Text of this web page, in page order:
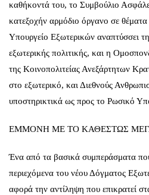
καθήκοντά του, το Συμβούλιο
κατεξοχήν αρμόδιο όργανο σε θέματα
Υπουργείο Εξωτερικών αναπτύσσει
εξωτερικής πολιτικής, και η
της Κοινοπολιτείας Ανεξάρτητων
στο εξωτερικό, και Διεθνούς
υποστηρικτικά ως προς το Ρωσικό
ΕΜΜΟΝΗ ΜΕ ΤΟ ΚΑΘΕΣΤΩΣ
Ένα από τα βασικά συμπεράσματα
περιεχόμενα του νέου Δόγματος
αφορά την αντίληψη που επικρατεί